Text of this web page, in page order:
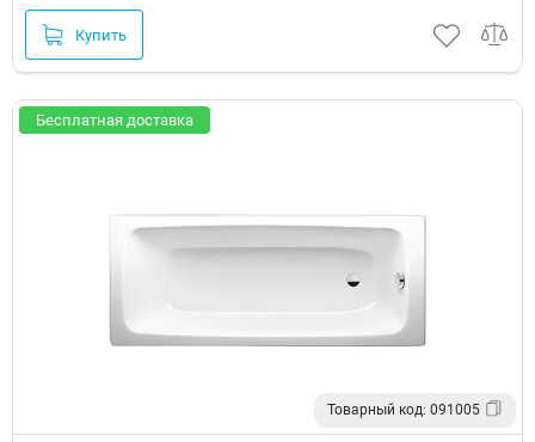
Купить
Бесплатная доставка
Товарный код: 091005